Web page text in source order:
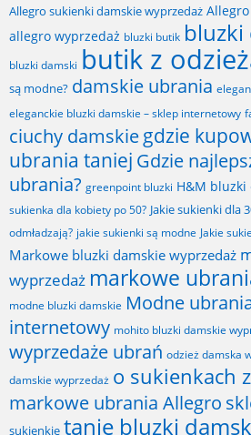
Allegro sukienki damskie wyprzedaż
allegro wyprzedaż bluzki butik bluzki
bluzki damski butik z
są modne? damskie ubrania
eleganckie bluzki damskie – sklep internetowy
ciuchy damskiegdzie
ubrania taniej Gdzie
ubrania? greenpoint bluzki H&M bluzki
sukienka dla kobiety po 50? Jakie sukienki dla
odmładzają? jakie sukienki są modne Jakie
Markowe bluzki damskie wyprzedaż
wyprzedaż markowe
modne bluzki damskie Modne
internetowy mohito bluzki damskie
wyprzedaże ubrań odzież damska
damskie wyprzedaż o sukienkach
markowe ubrania Allegro
sukienkie tanie bluzki